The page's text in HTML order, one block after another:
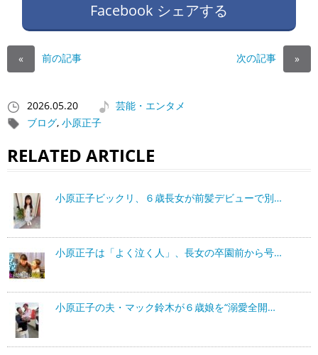
Facebook シェアする
« 前の記事 次の記事 »
2026.05.20
芸能・エンタメ
ブログ, 小原正子
RELATED ARTICLE
小原正子ビックリ、６歳長女が前髪デビューで別…
小原正子は「よく泣く人」、長女の卒園前から号…
小原正子の夫・マック鈴木が６歳娘を“溺愛全開…